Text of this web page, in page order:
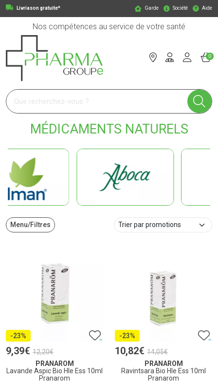
Livriason gratuite* Garde Société Aide
Nos compétences au service de votre santé
Pharmagroupe Votre pharmacie en ligne à votre service
0
MÉDICAMENTS NATURELS
Menu/Filtres
-23%
9,39€ 12,20€
PRANAROM
Lavande Aspic Bio Hle Ess 10ml
Pranarom
-23%
10,82€ 14,05€
PRANAROM
Ravintsara Bio Hle Ess 10ml
Pranarom